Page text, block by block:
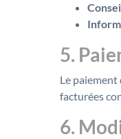
5.
Le
facturées
6.